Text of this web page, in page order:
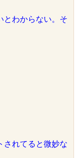
とわからない。そ
されてると微妙な